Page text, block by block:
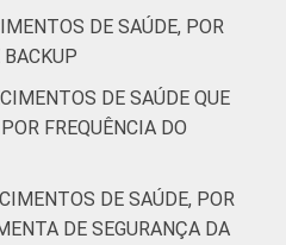
DE SAÚDE, POR
DE SAÚDE QUE
FREQUÊNCIA DO
DE SAÚDE, POR
DE SEGURANÇA DA